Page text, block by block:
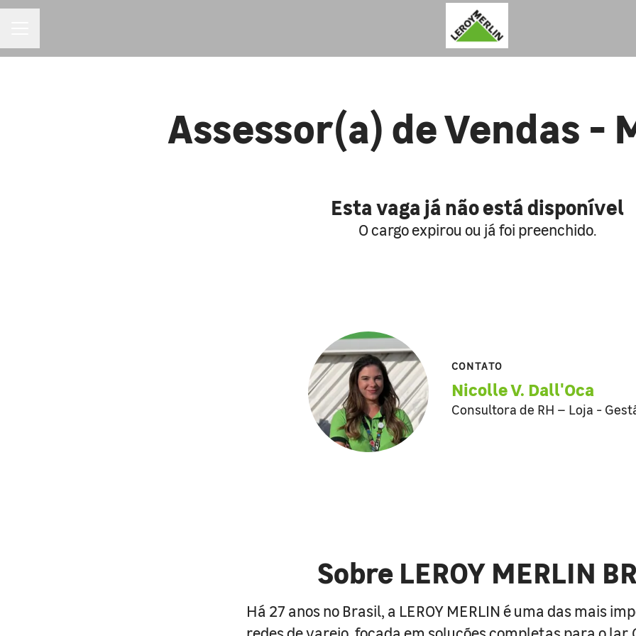
Assessor(a) de Vendas -
Esta vaga já não está disponível
O cargo expirou ou já foi preenchido.
CONTATO
Nicolle V. Dall'Oca
Consultora de RH – Loja -
Sobre LEROY MERLIN BR
Há 27 anos no Brasil, a LEROY MERLIN é uma das mais